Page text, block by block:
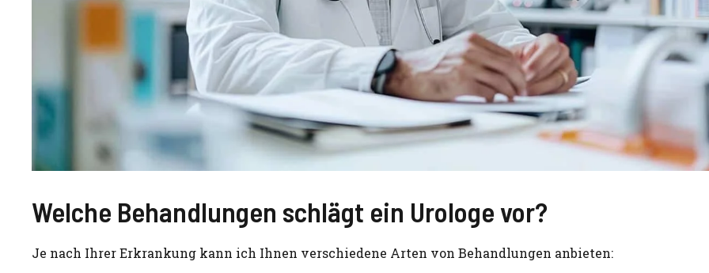
Welche Behandlungen schlägt ein Urologe vor?
Je nach Ihrer Erkrankung kann ich Ihnen verschiedene Arten von Behandlungen anbieten: